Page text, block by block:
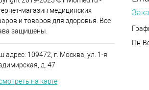
магазин медицинских
и товаров для здоровья. Все
защищены.
адрес: 109472, г. Москва, ул. 1-я
д. 47
на карте
Пн-